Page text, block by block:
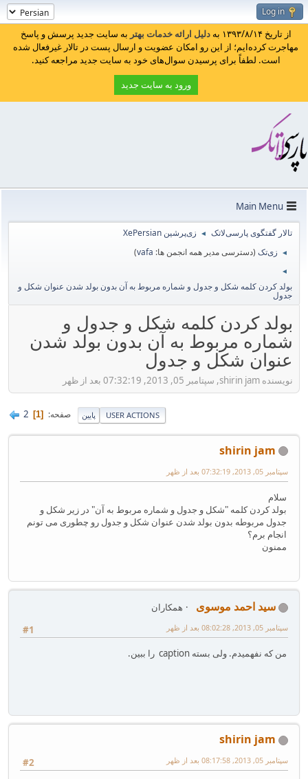
Log in
از تاریخ ۱۳۹۳/۸/۱۴ به دلیل ارائه خدمات بهتر به سایت جدید پرسش و پاسخ
مهاجرت کرده‌ایم؛ از این رو امکان عضویت و ارسال پست در تالار غیرفعال شده
است. لطفاً برای پرسیدن سوال‌های خود به سایت جدید مراجعه کنید.
ورود به سایت جدید
Main Menu
تالار گفتگوی پارسی‌لاتک ◄ زی‌پرشین XePersian
◄ زی‌تک (دسترسی مدیر همه انجمن ها: vafa
)
◄
بولد کردن کلمه شکل و جدول و شماره مربوط به آن بدون بولد شدن عنوان شکل و
جدول
بولد کردن کلمه شکل و جدول و
شماره مربوط به آن بدون بولد شدن
عنوان شکل و جدول
نویسنده shirin jam, سپتامبر 05, 2013, 07:32:19 بعد از ظهر
پایین صفحه 1
2 USER ACTIONS
shirin jam
سپتامبر 05, 2013, 07:32:19 بعد از ظهر
سلام
بولد کردن کلمه "شکل و جدول و شماره مربوط به آن" در زیر شکل و
جدول مربوطه بدون بولد شدن عنوان شکل و جدول رو چطوری می تونم
انجام برم؟
ممنون
سید احمد موسوی
همکاران
#1
سپتامبر 05, 2013, 08:02:28 بعد از ظهر
من که نفهمیدم. ولی بسته caption را ببین.
shirin jam
#2 سپتامبر 05, 2013, 08:17:58 بعد از ظهر